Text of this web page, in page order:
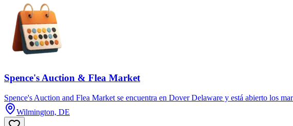
Spence's Auction & Flea Market
Spence's Auction and Flea Market se encuentra en Dover Delaware y está abierto los
Wilmington, DE